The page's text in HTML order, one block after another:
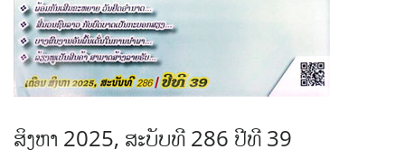
ສິງຫາ 2025, ສະບັບທີ 286 ປີທີ 39